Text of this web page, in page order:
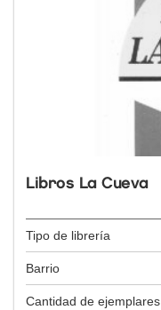
Libros La Cueva
Tipo de librería
Barrio
Cantidad de ejemplares